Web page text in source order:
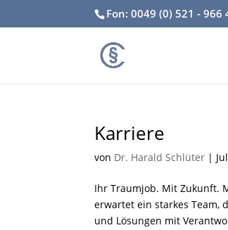
Fon: 0049 (0) 521 - 966
Karriere
von Dr. Harald Schlüter |
Ihr Traumjob. Mit Zukunft.
erwartet ein starkes Team,
und Lösungen mit